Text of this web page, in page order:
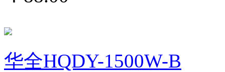
华全HQDY-1500W-B